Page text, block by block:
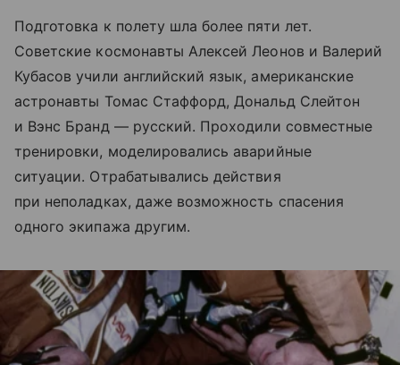
Подготовка к полету шла более пяти лет.
Советские космонавты Алексей Леонов и Валерий
Кубасов учили английский язык, американские
астронавты Томас Стаффорд, Дональд Слейтон
и Вэнс Бранд — русский. Проходили совместные
тренировки, моделировались аварийные
ситуации. Отрабатывались действия
при неполадках, даже возможность спасения
одного экипажа другим.